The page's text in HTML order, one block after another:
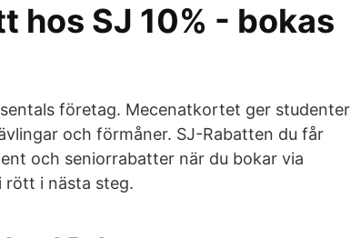
hos SJ 10% - bokas
företag. Mecenatkortet ger studenter
och förmåner. SJ-Rabatten du får
och seniorrabatter när du bokar via
rött i nästa steg.